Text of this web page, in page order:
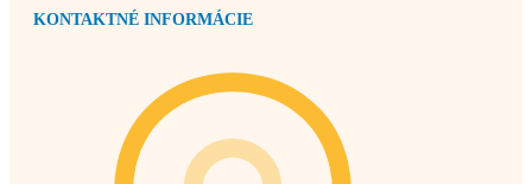
KONTAKTNÉ INFORMÁCIE